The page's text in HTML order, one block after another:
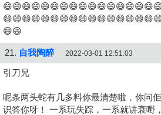
😄😄
21. 自我陶醉 2022-03-01 12:51:03
引刀兄
呢条两头蛇有几多料你最清楚啦，你问
识答你呀！ 一系玩失踪，一系就讲衰嘢